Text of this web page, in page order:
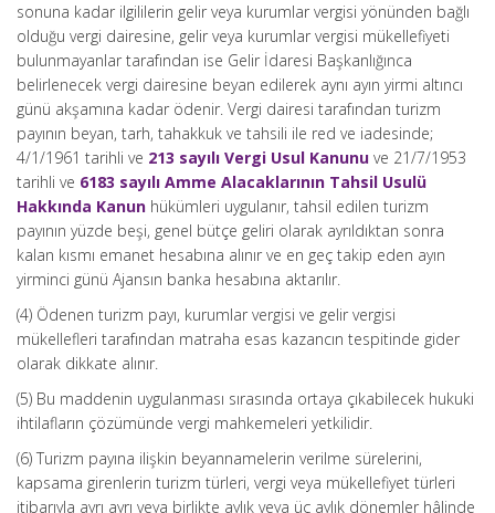
sonuna kadar ilgililerin gelir veya kurumlar vergisi yönünden bağlı
olduğu vergi dairesine, gelir veya kurumlar vergisi mükellefiyeti
bulunmayanlar tarafından ise Gelir İdaresi Başkanlığınca
belirlenecek vergi dairesine beyan edilerek aynı ayın yirmi altıncı
günü akşamına kadar ödenir. Vergi dairesi tarafından turizm
payının beyan, tarh, tahakkuk ve tahsili ile red ve iadesinde;
4/1/1961 tarihli ve 213 sayılı Vergi Usul Kanunu ve 21/7/1953
tarihli ve 6183 sayılı Amme Alacaklarının Tahsil Usulü
Hakkında Kanun hükümleri uygulanır, tahsil edilen turizm
payının yüzde beşi, genel bütçe geliri olarak ayrıldıktan sonra
kalan kısmı emanet hesabına alınır ve en geç takip eden ayın
yirminci günü Ajansın banka hesabına aktarılır.
(4) Ödenen turizm payı, kurumlar vergisi ve gelir vergisi
mükellefleri tarafından matraha esas kazancın tespitinde gider
olarak dikkate alınır.
(5) Bu maddenin uygulanması sırasında ortaya çıkabilecek hukuki
ihtilafların çözümünde vergi mahkemeleri yetkilidir.
(6) Turizm payına ilişkin beyannamelerin verilme sürelerini,
kapsama girenlerin turizm türleri, vergi veya mükellefiyet türleri
itibarıyla ayrı ayrı veya birlikte aylık veya üç aylık dönemler hâlinde